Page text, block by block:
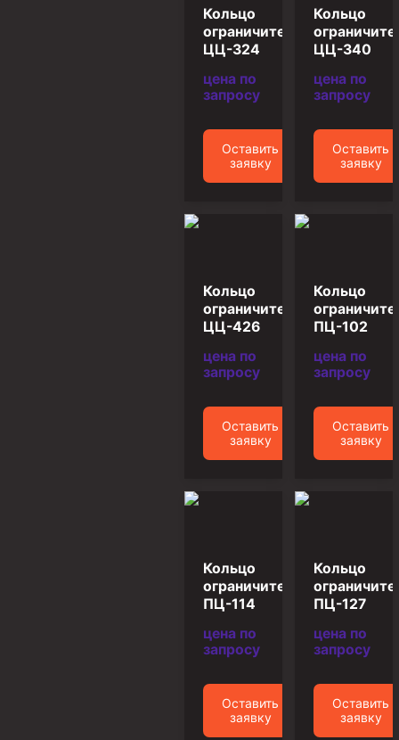
Циркуляционные системы и оборудование для
приготовления и очистки бурового раствора
Технологическая оснастка обсадных колонн
Патрубки цементировочные ПЦ
Головки цементировочные универсальные
Устройство экранирующее для цементирования
Кольца ограничительные ПЦ и ЦЦ
Краны шаровые и пробковые
Скребки корончатые СК и тросовые СТ
Герметизаторы устьевые
Инструмент для бурения и КРС (ловильный, аварийный)
Кольцо
ограничительное
ЦЦ-324
цена по
запросу
Оставить
заявку
Кольцо
ЦЦ-340
цена по
запросу
Оставить
заявку
Кольцо
ограничительное
ЦЦ-426
цена по
запросу
Оставить
заявку
Кольцо
ПЦ-102
цена по
запросу
Оставить
заявку
Кольцо
ограничительное
ПЦ-114
цена по
запросу
Оставить
заявку
Кольцо
ПЦ-127
цена по
запросу
Оставить
заявку